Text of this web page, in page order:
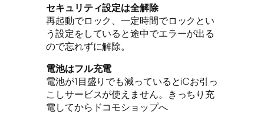
セキュリティ設定は全解除
再起動でロック、一定時間でロックとい
う設定をしていると途中でエラーが出る
ので忘れずに解除。
電池はフル充電
電池が1目盛りでも減っているとiCお引っ
こしサービスが使えません。きっちり充
電してからドコモショップへ